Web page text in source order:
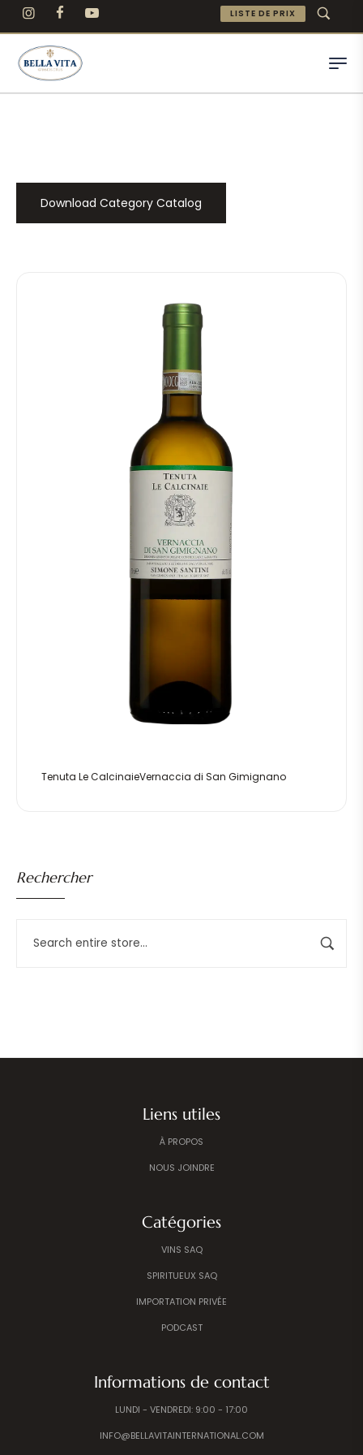
LISTE DE PRIX
Rechercher
Download Category Catalog
Tenuta Le CalcinaieVernaccia di San Gimignano
Liens utiles
À PROPOS
NOUS JOINDRE
Catégories
VINS SAQ
SPIRITUEUX SAQ
IMPORTATION PRIVÉE
PODCAST
Informations de contact
LUNDI - VENDREDI: 9:00 - 17:00
INFO@BELLAVITAINTERNATIONAL.COM